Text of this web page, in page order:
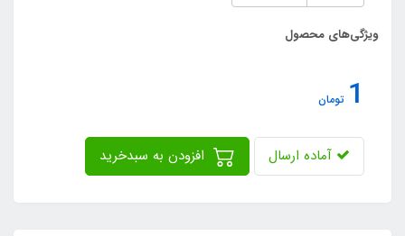
ویژگی‌های محصول
1 تومان
آماده ارسال